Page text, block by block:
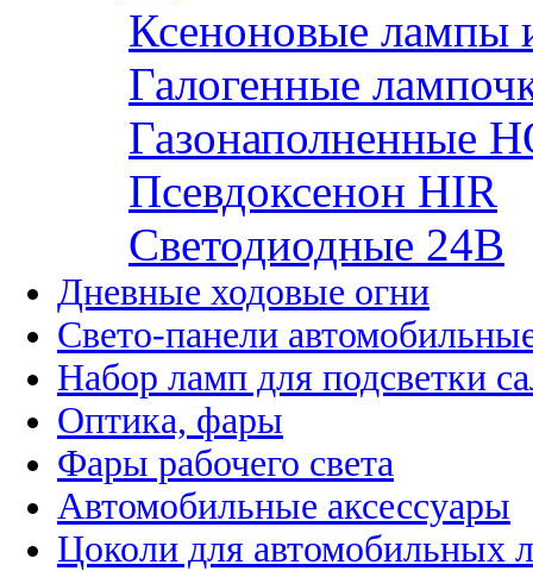
Ксеноновые лампы
Галогенные
Газонаполненные
Псевдоксенон HIR
Cветодиодные 24B
Дневные ходовые огни
Свето-панели
Набор ламп для подсветки
Оптика, фары
Фары рабочего света
Автомобильные аксессуары
Цоколи для автомобильных